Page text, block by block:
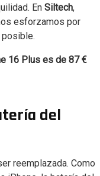
En Siltech,
esforzamos por
16 Plus es de 87 €
del
reemplazada. Como